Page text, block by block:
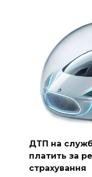
ДТП на
платить за
страхування